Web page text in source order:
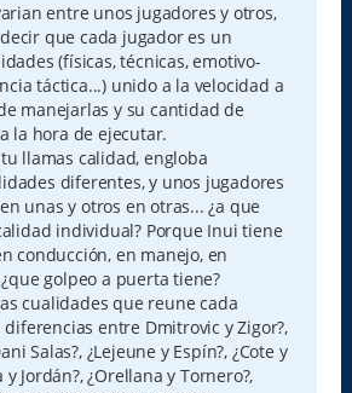
entre unos jugadores y otros,
que cada jugador es un
(físicas, técnicas, emotivo-
táctica...) unido a la velocidad a
manejarlas y su cantidad de
la hora de ejecutar.
llamas calidad, engloba
diferentes, y unos jugadores
unas y otros en otras... ¿a que
individual? Porque Inui tiene
conducción, en manejo, en
golpeo a puerta tiene?
cualidades que reune cada
diferencias entre Dmitrovic y Zigor?,
Salas?, ¿Lejeune y Espín?, ¿Cote y
y Jordán?, ¿Orellana y Tornero?,